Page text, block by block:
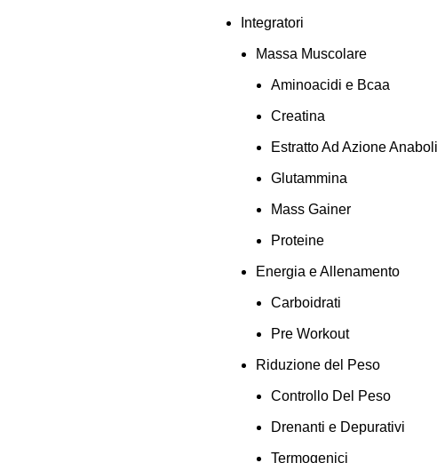
Integratori
Massa Muscolare
Aminoacidi e Bcaa
Creatina
Estratto Ad Azione
Glutammina
Mass Gainer
Proteine
Energia e Allenamento
Carboidrati
Pre Workout
Riduzione del Peso
Controllo Del Peso
Drenanti e Depurativi
Termogenici